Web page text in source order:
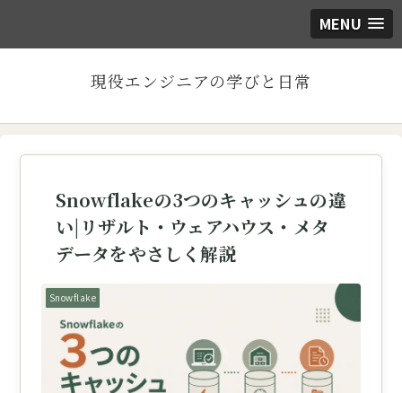
MENU
現役エンジニアの学びと日常
Snowflakeの3つのキャッシュの違
い|リザルト・ウェアハウス・メタ
データをやさしく解説
Snowflake